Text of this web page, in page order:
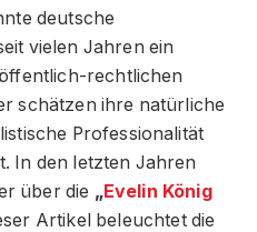
deutsche
vielen Jahren ein
rechtlichen
schätzen ihre natürliche
Professionalität
In den letzten Jahren
über die „Evelin König
Artikel beleuchtet die